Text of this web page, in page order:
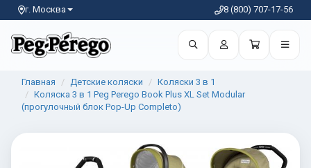
г. Москва 8 (800) 707-17-56
Главная Детские коляски
Коляски 3 в 1
Коляска 3 в 1 Peg Perego Book Plus XL Set Modular
(прогулочный блок Pop-Up Completo)